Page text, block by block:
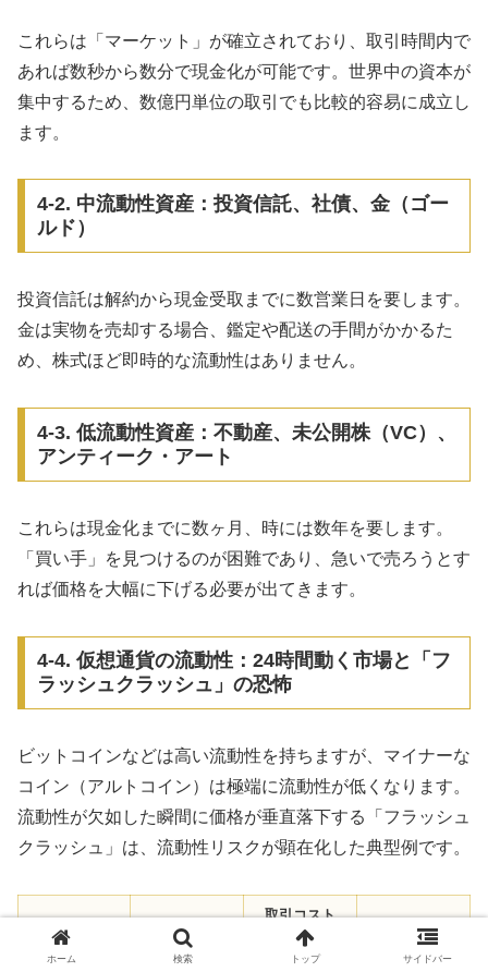
これらは「マーケット」が確立されており、取引時間内で
あれば数秒から数分で現金化が可能です。世界中の資本が
集中するため、数億円単位の取引でも比較的容易に成立し
ます。
4-2. 中流動性資産：投資信託、社債、金（ゴー
ルド）
投資信託は解約から現金受取までに数営業日を要します。
金は実物を売却する場合、鑑定や配送の手間がかかるた
め、株式ほど即時的な流動性はありません。
4-3. 低流動性資産：不動産、未公開株（VC）、
アンティーク・アート
これらは現金化までに数ヶ月、時には数年を要します。
「買い手」を見つけるのが困難であり、急いで売ろうとす
れば価格を大幅に下げる必要が出てきます。
4-4. 仮想通貨の流動性：24時間動く市場と「フ
ラッシュクラッシュ」の恐怖
ビットコインなどは高い流動性を持ちますが、マイナーな
コイン（アルトコイン）は極端に流動性が低くなります。
流動性が欠如した瞬間に価格が垂直落下する「フラッシュ
クラッシュ」は、流動性リスクが顕在化した典型例です。
資産クラス
現金化までの
期間
取引コスト
（スプレッド
等）
流動性の高さ
ホーム 検索 トップ サイドバー